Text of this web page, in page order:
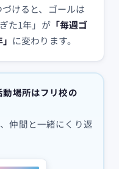
けると、ゴールは
た1年」が「毎週ゴ
に変わります。
動場所はフリ校の
仲間と一緒にくり返